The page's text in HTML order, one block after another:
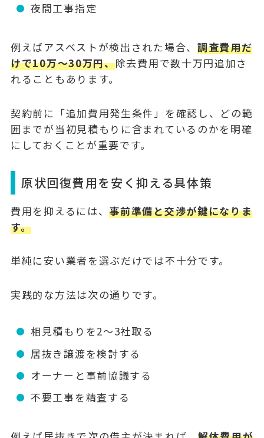
夜間工事指定
例えばアスベストが検出された場合、 調査費用だ
けで10万〜30万円、除去費用で数十万円追加さ
れることもあります。
契約前に「追加費用発生条件」を確認し、どの範
囲までが当初見積もりに含まれているのかを明確
にしておくことが重要です。
原状回復費用を安く抑える具体策
費用を抑えるには、事前準備と交渉が鍵になりま
す。
単純に安い業者を選ぶだけでは不十分です。
実践的な方法は次の通りです。
相見積もりを2〜3社取る
居抜き譲渡を検討する
オーナーと事前協議する
不要工事を精査する